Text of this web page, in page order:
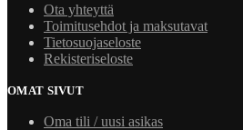
Ota yhteyttä
Toimitusehdot ja maksutavat
Tietosuojaseloste
Rekisteriseloste
OMAT SIVUT
Oma tili / uusi asikas